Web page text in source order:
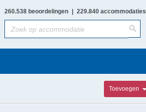
260.538 beoordelingen 229.840 accommodaties
Toevoegen